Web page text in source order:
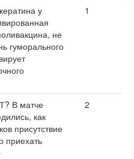
у
не
гуморального
1
В матче
как
присутствие
приехать
2